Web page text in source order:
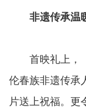
非遗传承温
首映礼上，
伦春族非遗传承
片送上祝福。更